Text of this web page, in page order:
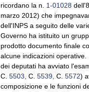
ricordano la n. 1-01028
marzo 2012) che
dell'INPS a seguito delle
Governo ha istituito un
prodotto documento finale
alcune indicazioni
dei deputati ha avviato
C. 5503, C. 5539, C. 5572)
composizione e le funzioni